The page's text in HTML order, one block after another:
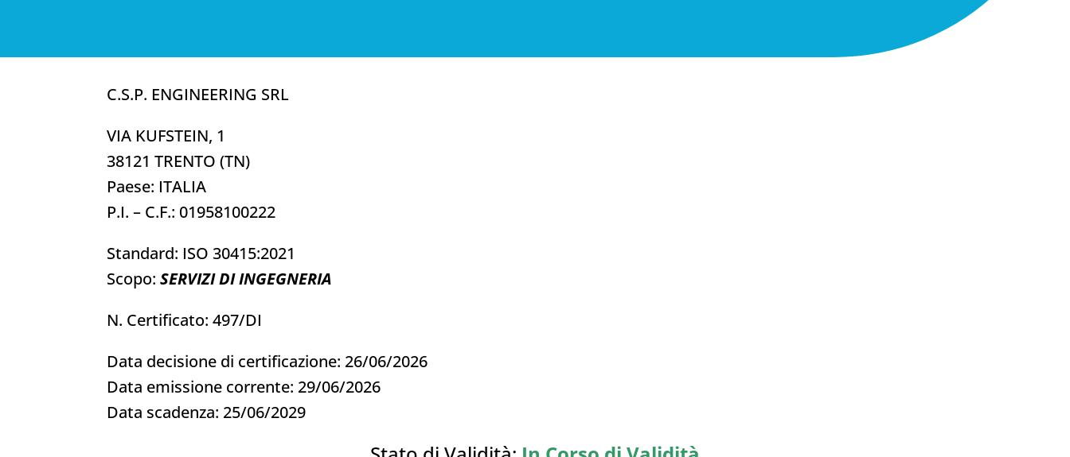
C.S.P. ENGINEERING SRL
VIA KUFSTEIN, 1
38121 TRENTO (TN)
Paese: ITALIA
P.I. – C.F.: 01958100222
Standard: ISO 30415:2021
Scopo:SERVIZI DI INGEGNERIA
N. Certificato: 497/DI
Data decisione di certificazione: 26/06/2026
Data emissione corrente: 29/06/2026
Data scadenza: 25/06/2029